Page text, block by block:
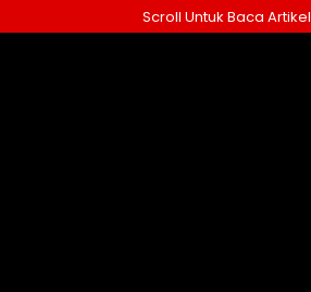
ke
Scroll Untuk Baca Artikel